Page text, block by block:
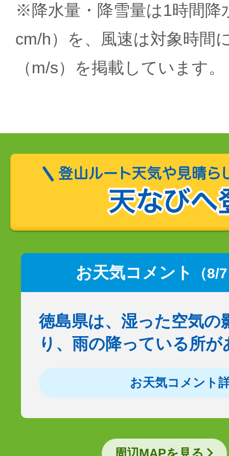
※降水量・降雪量は1時間降
cm/h）を、風速は対象時間
（m/s）を掲載しています。
お天気コメント （8/
徳島県は、湿った空気の
り、雨の降っている所
お天気コメント
周辺MAPを見る